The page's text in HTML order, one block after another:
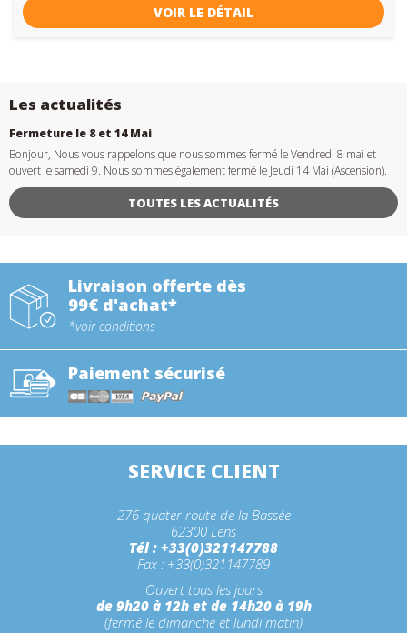
VOIR LE DÉTAIL
Les actualités
Fermeture le 8 et 14 Mai
Bonjour, Nous vous rappelons que nous sommes fermé le Vendredi 8 mai et
ouvert le samedi 9. Nous sommes également fermé le Jeudi 14 Mai (Ascension).
TOUTES LES ACTUALITÉS
Livraison offerte dès
99€ d'achat*
*voir conditions
Paiement sécurisé
SERVICE CLIENT
276 quater route de la Bassée
62300 Lens
Tél : +33(0)321147788
Fax : +33(0)321147789
Ouvert tous les jours
de 9h20 à 12h et de 14h20 à 19h
(fermé le dimanche et lundi matin)